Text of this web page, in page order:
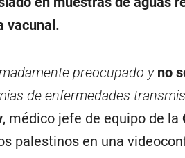
vacunal.
preocupado y no
de enfermedades
, médico jefe de equipo de la
palestinos en una